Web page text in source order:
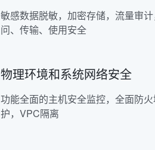
敏感数据脱敏，加密存储，流量审
问、传输、使用安全
物理环境和系统网络安全
功能全面的主机安全监控，全面防
护，VPC隔离